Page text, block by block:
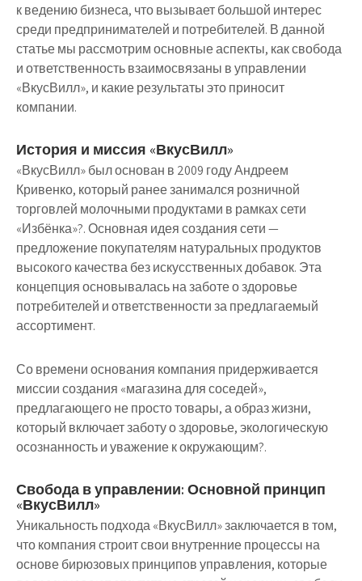
к ведению бизнеса, что вызывает большой интерес
среди предпринимателей и потребителей. В данной
статье мы рассмотрим основные аспекты, как свобода
и ответственность взаимосвязаны в управлении
«ВкусВилл», и какие результаты это приносит
компании.
История и миссия «ВкусВилл»
«ВкусВилл» был основан в 2009 году Андреем
Кривенко, который ранее занимался розничной
торговлей молочными продуктами в рамках сети
«Избёнка»?. Основная идея создания сети —
предложение покупателям натуральных продуктов
высокого качества без искусственных добавок. Эта
концепция основывалась на заботе о здоровье
потребителей и ответственности за предлагаемый
ассортимент.
Со времени основания компания придерживается
миссии создания «магазина для соседей»,
предлагающего не просто товары, а образ жизни,
который включает заботу о здоровье, экологическую
осознанность и уважение к окружающим?.
Свобода в управлении: Основной принцип
«ВкусВилл»
Уникальность подхода «ВкусВилл» заключается в том,
что компания строит свои внутренние процессы на
основе бирюзовых принципов управления, которые